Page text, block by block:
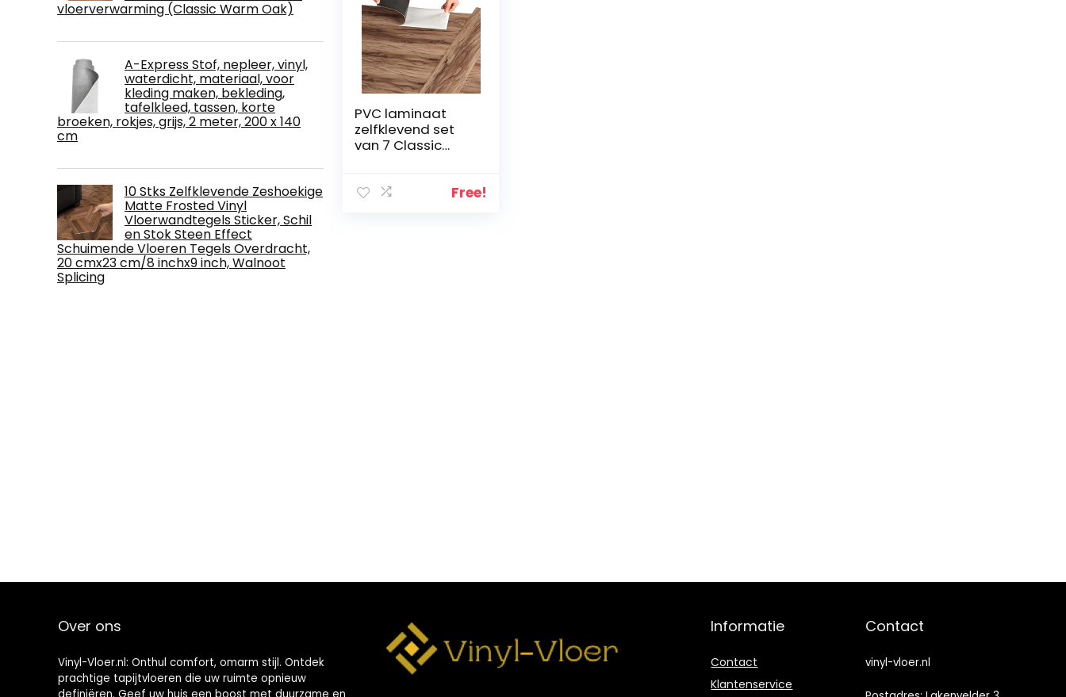
vloerverwarming (Classic Warm Oak)
A-Express Stof, nepleer, vinyl,
waterdicht, materiaal, voor
kleding maken, bekleding,
tafelkleed, tassen, korte
broeken, rokjes, grijs, 2 meter, 200 x 140
cm
10 Stks Zelfklevende Zeshoekige
Matte Frosted Vinyl
Vloerwandtegels Sticker, Schil
en Stok Steen Effect
Schuimende Vloeren Tegels Overdracht,
20 cmx23 cm/8 inchx9 inch, Walnoot
Splicing
PVC laminaat
zelfklevend set
van 7 Classic
Free!
Over ons
Vinyl-Vloer.nl: Onthul comfort, omarm stijl. Ontdek
prachtige tapijtvloeren die uw ruimte opnieuw
Informatie
Contact
Klantenservice
Contact
vinyl-vloer.nl